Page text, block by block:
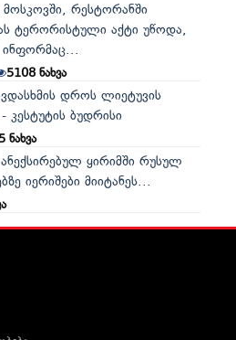
მოსკოვში, რესტორანში
ტერორისტული აქტი უწოდა,
ინფორმაც...
5108ნახვა
დროს ლიეტუვის
კესტუტის ბუდრისი
ნახვა
ყირიმში რუსულ
იერიშები მიიტანეს...